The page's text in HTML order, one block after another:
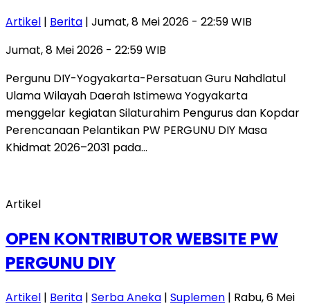
Artikel | Berita | Jumat, 8 Mei 2026 - 22:59 WIB
Jumat, 8 Mei 2026 - 22:59 WIB
Pergunu DIY-Yogyakarta-Persatuan Guru Nahdlatul
Ulama Wilayah Daerah Istimewa Yogyakarta
menggelar kegiatan Silaturahim Pengurus dan Kopdar
Perencanaan Pelantikan PW PERGUNU DIY Masa
Khidmat 2026–2031 pada…
Artikel
OPEN KONTRIBUTOR WEBSITE PW
PERGUNU DIY
Artikel | Berita | Serba Aneka | Suplemen | Rabu, 6 Mei